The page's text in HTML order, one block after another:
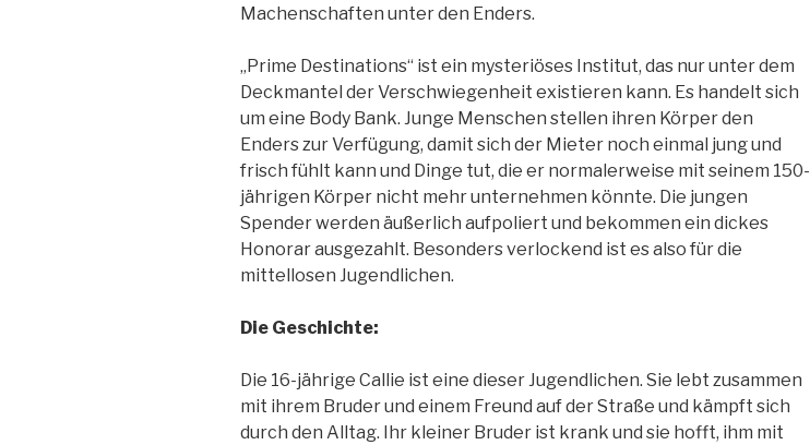
Machenschaften unter den Enders.
„Prime Destinations“ ist ein mysteriöses Institut, das nur unter dem
Deckmantel der Verschwiegenheit existieren kann. Es handelt sich
um eine Body Bank. Junge Menschen stellen ihren Körper den
Enders zur Verfügung, damit sich der Mieter noch einmal jung und
frisch fühlt kann und Dinge tut, die er normalerweise mit seinem 150-
jährigen Körper nicht mehr unternehmen könnte. Die jungen
Spender werden äußerlich aufpoliert und bekommen ein dickes
Honorar ausgezahlt. Besonders verlockend ist es also für die
mittellosen Jugendlichen.
Die Geschichte:
Die 16-jährige Callie ist eine dieser Jugendlichen. Sie lebt zusammen
mit ihrem Bruder und einem Freund auf der Straße und kämpft sich
durch den Alltag. Ihr kleiner Bruder ist krank und sie hofft, ihm mit